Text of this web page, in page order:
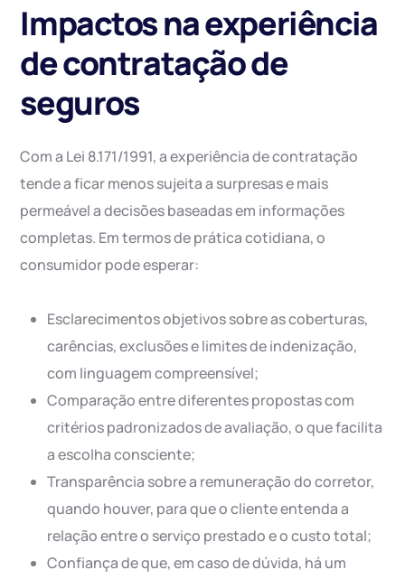
Impactos na experiência
de contratação de
seguros
Com a Lei 8.171/1991, a experiência de contratação
tende a ficar menos sujeita a surpresas e mais
permeável a decisões baseadas em informações
completas. Em termos de prática cotidiana, o
consumidor pode esperar:
Esclarecimentos objetivos sobre as coberturas,
carências, exclusões e limites de indenização,
com linguagem compreensível;
Comparação entre diferentes propostas com
critérios padronizados de avaliação, o que facilita
a escolha consciente;
Transparência sobre a remuneração do corretor,
quando houver, para que o cliente entenda a
relação entre o serviço prestado e o custo total;
Confiança de que, em caso de dúvida, há um